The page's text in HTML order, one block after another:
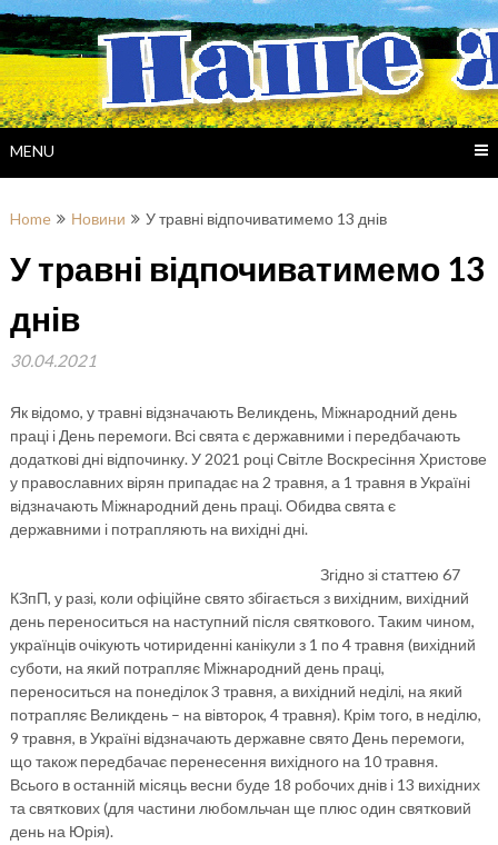
Skip
to
content
MENU
Home Новини У травні відпочиватимемо 13 днів
У травні відпочиватимемо 13
днів
30.04.2021
Як відомо, у травні відзначають Великдень, Міжнародний день
праці і День перемоги. Всі свята є державними і передбачають
додаткові дні відпочинку. У 2021 році Світле Воскресіння Христове
у православних вірян припадає на 2 травня, а 1 травня в Україні
відзначають Міжнародний день праці. Обидва свята є
державними і потрапляють на вихідні дні.
Згідно зі статтею 67
КЗпП, у разі, коли офіційне свято збігається з вихідним, вихідний
день переноситься на наступний після святкового. Таким чином,
українців очікують чотириденні канікули з 1 по 4 травня (вихідний
суботи, на який потрапляє Міжнародний день праці,
переноситься на понеділок 3 травня, а вихідний неділі, на який
потрапляє Великдень – на вівторок, 4 травня). Крім того, в неділю,
9 травня, в Україні відзначають державне свято День перемоги,
що також передбачає перенесення вихідного на 10 травня.
Всього в останній місяць весни буде 18 робочих днів і 13 вихідних
та святкових (для частини любомльчан ще плюс один святковий
день на Юрія).